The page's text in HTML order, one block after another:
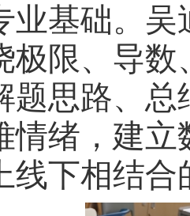
业基础。
极限、导
题思路、总
情绪，建立
线下相结合